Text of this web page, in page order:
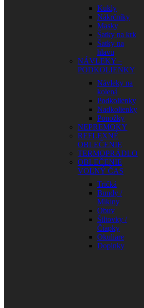
Kukly
Nákrčníky
Masky
Šatky na krk
Šatky na
hlavu
NÁVLEKY –
PODKOLIENKY
Návleky na
kolená
Podkolienky
Nadkolienky
Ponožky
NEPREMOKY
REFLEXNÉ
OBLEČENIE
TERMOPRÁDLO
OBLEČENIE
VOĽNÝ ČAS
Tričká
Bundy /
Mikiny
Obuv
Šiltovky /
Čiapky
Okuliare
Doplnky